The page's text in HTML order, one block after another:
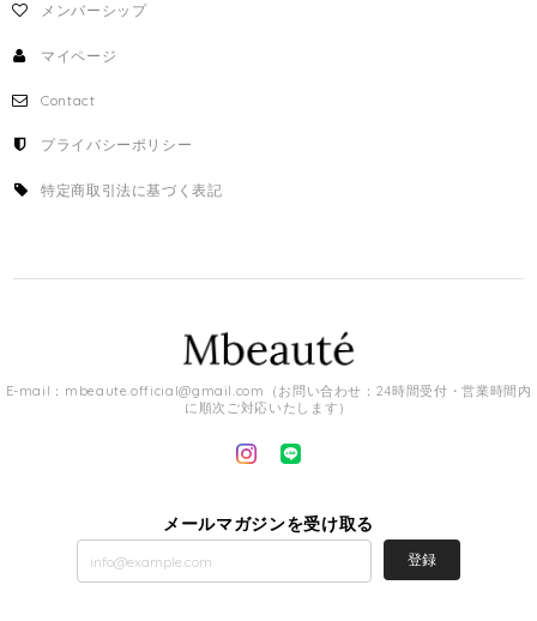
メンバーシップ
マイページ
Contact
プライバシーポリシー
特定商取引法に基づく表記
E-mail： mbeaute.official@gmail.com
（お問い合わせ：24時間受付・営業時間内
に順次ご対応いたします）
メールマガジンを受け取る
登録